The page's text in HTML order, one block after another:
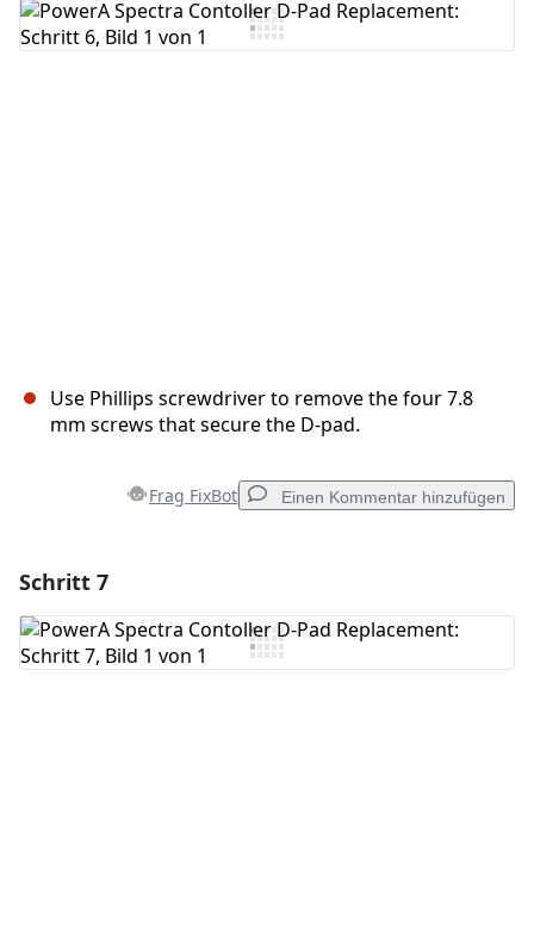
Kommentar hinzufügen
Use Phillips screwdriver to remove the four 7.8
mm screws that secure the D-pad.
Frag FixBot Einen Kommentar hinzufügen
Kommentar hinzufügen
Schritt 7